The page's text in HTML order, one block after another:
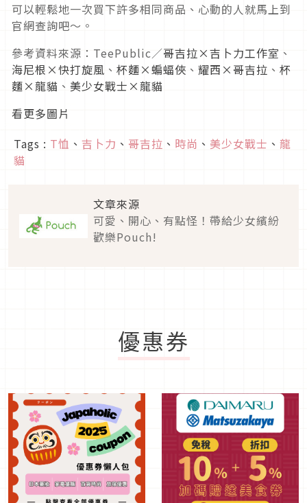
可以輕鬆地一次買下許多相同商品、心動的人就馬上到
官網查詢吧～。
參考資料來源：TeePublic／哥吉拉×吉卜力工作室 、
海尼根×快打旋風 、 杯麵×蝙蝠俠 、 耀西×哥吉拉 、 杯
麵×龍貓 、 美少女戰士×龍貓
看更多圖片
Tags : T恤 、 吉卜力 、 哥吉拉 、 時尚 、 美少女戰士 、 龍
貓
文章來源
可愛、開心、有點怪！帶給少女繽紛
歡樂Pouch!
優惠券